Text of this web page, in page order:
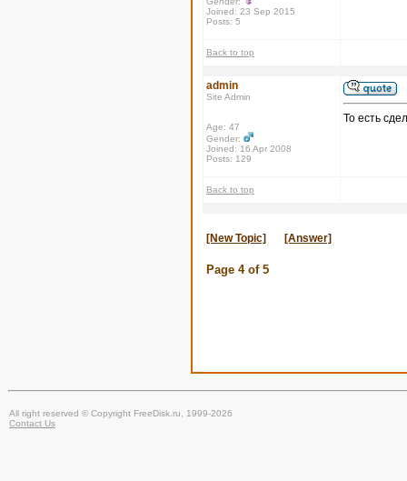
Joined: 23 Sep 2015
Posts: 5
Back to top
admin
Site Admin
Age: 47
Gender:
Joined: 16 Apr 2008
Posts: 129
То есть
Back to top
[New Topic] [Answer]
Page 4of 5
All right reserved © Copyright FreeDisk.ru, 1999-2026
Contact Us